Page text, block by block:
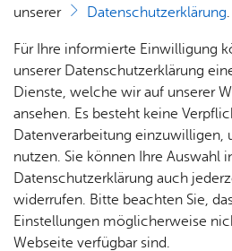
Na­tur­strand di­rekt am See
Ak­tu­el­les
Das Strandbad ist zu den
geöffnet.
unserer
Datenschutzerklärung.
Für Ihre informierte Einwilligung
unserer Datenschutzerklärung
Dienste, welche wir auf unserer
ansehen. Es besteht keine
Datenverarbeitung einzuwilligen,
nutzen. Sie können Ihre Auswahl
Datenschutzerklärung auch
widerrufen. Bitte beachten Sie,
Einstellungen möglicherweise
Webseite verfügbar sind.